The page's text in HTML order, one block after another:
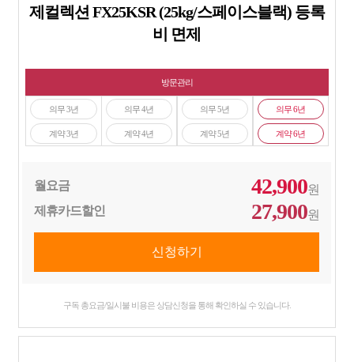
제컬렉션 FX25KSR (25kg/스페이스블랙) 등록
비 면제
방문관리
의무 3년
계약 3년
의무 4년
계약 4년
의무 5년
계약 5년
의무 6년
계약 6년
월요금 42,900원
제휴카드할인
27,900원
구독 총요금/일시불 비용은 상담신청을 통해 확인하실 수 있습니다.